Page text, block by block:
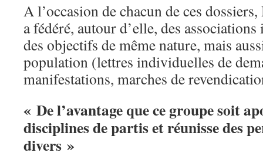
A l’occasion de chacun de ces
a fédéré, autour d’elle, des associations
des objectifs de même nature, mais
population (lettres individuelles de
manifestations, marches de
« De l’avantage que ce groupe soit
disciplines de partis et réunisse des
divers »